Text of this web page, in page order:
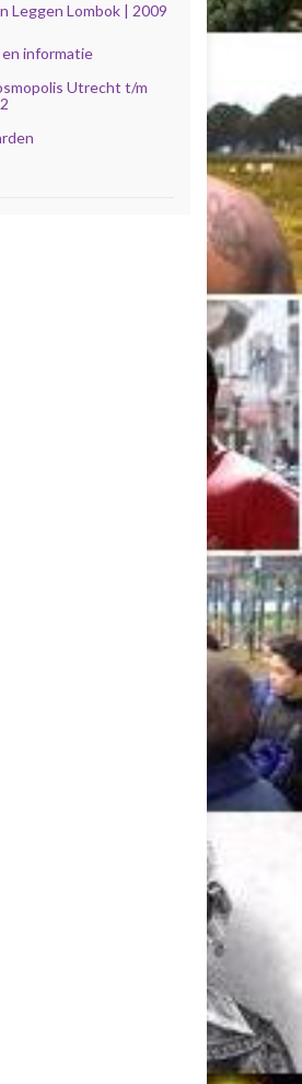
Leggen Lombok | 2009
informatie
Utrecht t/m